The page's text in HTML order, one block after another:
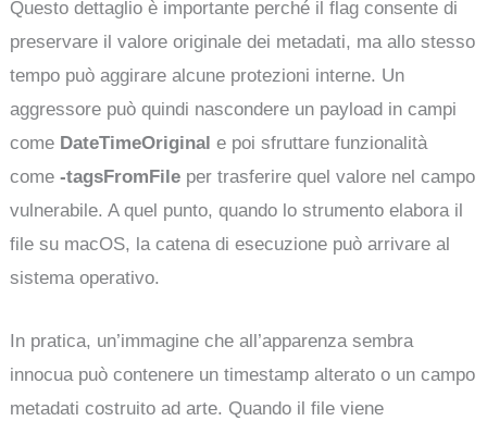
Questo dettaglio è importante perché il flag consente di
preservare il valore originale dei metadati, ma allo stesso
tempo può aggirare alcune protezioni interne. Un
aggressore può quindi nascondere un payload in campi
come DateTimeOriginal e poi sfruttare funzionalità
come-tagsFromFile per trasferire quel valore nel campo
vulnerabile. A quel punto, quando lo strumento elabora il
file su macOS, la catena di esecuzione può arrivare al
sistema operativo.
In pratica, un’immagine che all’apparenza sembra
innocua può contenere un timestamp alterato o un campo
metadati costruito ad arte. Quando il file viene